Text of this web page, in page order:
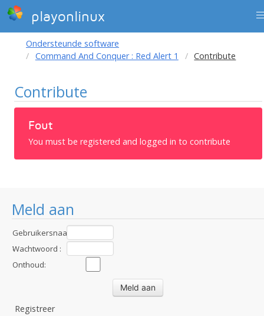
playonlinux
Meld aan
Gebruikersnaam
:Wachtwoord :
Onthoud:
Registreer
Ondersteunde software
Command And Conquer : Red Alert 1
Contribute
Contribute
Fout
You must be registered and logged in to contribute